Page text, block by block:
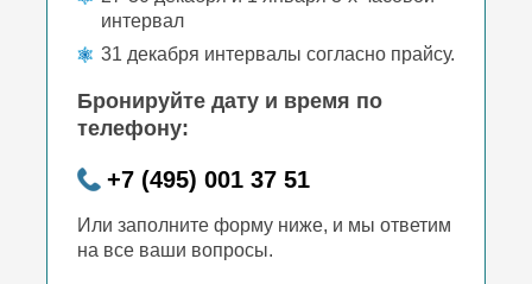
интервал
31 декабря интервалы согласно прайсу.
Бронируйте дату и время по
телефону:
+7 (495) 001 37 51
Или заполните форму ниже, и мы ответим
на все ваши вопросы.